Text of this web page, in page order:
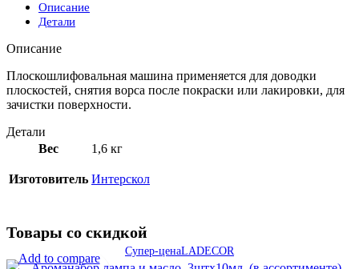
Описание
Детали
Описание
Плоскошлифовальная машина применяется для доводки
плоскостей, снятия ворса после покраски или лакировки, для
зачистки поверхности.
Детали
Вес
1,6 кг
Изготовитель Интерскол
Товары со скидкой
Супер-ценаLADECOR
Add to compare